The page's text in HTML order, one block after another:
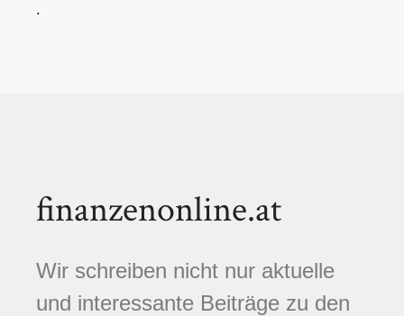
.
finanzenonline.at
Wir schreiben nicht nur aktuelle
und interessante Beiträge zu den